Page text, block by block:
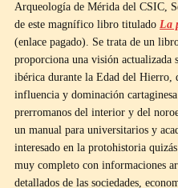
Arqueología de Mérida del CSIC,
de este magnífico libro titulado La
(enlace pagado). Se trata de un
proporciona una visión actualizada
ibérica durante la Edad del Hierro,
influencia y dominación
prerromanos del interior y del
un manual para universitarios y
interesado en la protohistoria
muy completo con informaciones
detallados de las sociedades,